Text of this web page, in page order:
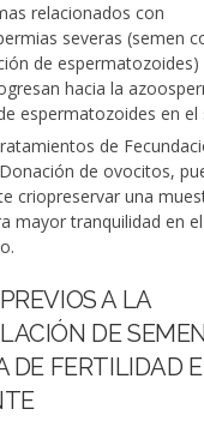
relacionados con
severas (semen
de espermatozoides)
hacia la
espermatozoides en el
de
de ovocitos,
criopreservar una
mayor tranquilidad en el
A LA
DE
DE FERTILIDAD